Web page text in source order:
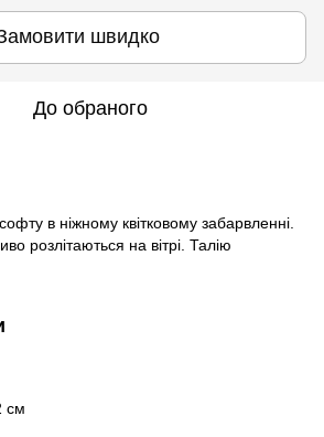
швидко
До обраного
в ніжному квітковому забарвленні.
розлітаються на вітрі. Талію
см